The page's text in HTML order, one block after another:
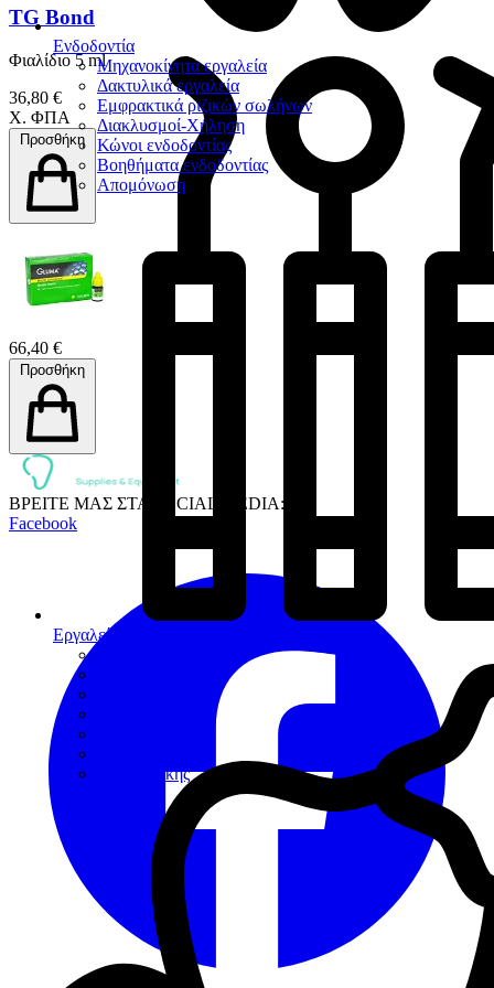
Ενδοδοντία
Μηχανοκίνητα εργαλεία
Δακτυλικά εργαλεία
Εμφρακτικά ριζικών σωλήνων
Διακλυσμοί-Χήληση
Κώνοι ενδοδοντίας
Βοηθήματα ενδοδοντίας
Απομόνωση
Εργαλεία
Προσθετικής
TG Bond
Φιαλίδιο 5 ml
36,80 €
Χ. ΦΠΑ
Προσθήκη
66,40 €
Προσθήκη
ΒΡΕΙΤΕ ΜΑΣ ΣΤΑ SOCIAL MEDIA:
Facebook